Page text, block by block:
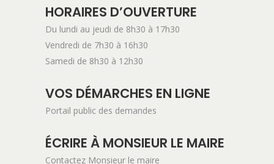
HORAIRES D’OUVERTURE
Du lundi au jeudi de 8h30 à 17h30
Vendredi de 7h30 à 16h30
Samedi de 8h30 à 12h30
VOS DÉMARCHES EN LIGNE
Portail public des demandes
ÉCRIRE À MONSIEUR LE MAIRE
Contactez Monsieur le maire